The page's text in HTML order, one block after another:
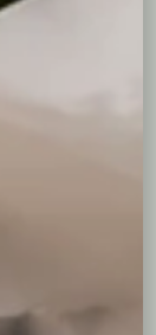
wręczania
prezentują